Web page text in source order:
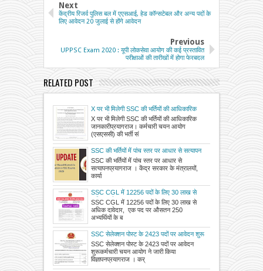
Next
केंद्रीय रिजर्व पुलिस बल में एएसआई, हेड कॉन्सटेबल और अन्य पदों के
लिए आवेदन 20 जुलाई से होंगे आवेदन
Previous
UPPSC Exam 2020 : यूपी लोकसेवा आयोग की कई प्रस्तावित
परीक्षाओं की तारीखों में होगा फेरबदल
RELATED POST
X पर भी मिलेगी SSC की भर्तियों की आधिकारिक
जानकारी
X पर भी मिलेगी SSC की भर्तियों की आधिकारिक
जानकारीप्रयागराज। कर्मचारी चयन आयोग
(एसएससी) की भर्ती सं
SSC की भर्तियों में पांच स्तर पर आधार से सत्यापन
SSC की भर्तियों में पांच स्तर पर आधार से
सत्यापनप्रयागराज । केंद्र सरकार के मंत्रालयों,
कार्या
SSC CGL में 12256 पदों के लिए 30 लाख से
अधिक दावेदार
SSC CGL में 12256 पदों के लिए 30 लाख से
अधिक दावेदार, एक पद पर औसतन 250
अभ्यर्थियों के ब
SSC सेलेक्शन पोस्ट के 2423 पदों पर आवेदन शुरू
SSC सेलेक्शन पोस्ट के 2423 पदों पर आवेदन
शुरूकर्मचारी चयन आयोग ने जारी किया
विज्ञापनप्रयागराज । कर्